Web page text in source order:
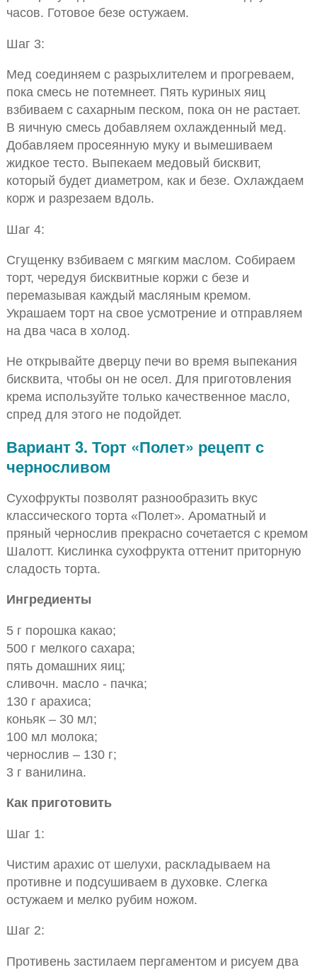
часов. Готовое безе остужаем.
Шаг 3:
Мед соединяем с разрыхлителем и прогреваем,
пока смесь не потемнеет. Пять куриных яиц
взбиваем с сахарным песком, пока он не растает.
В яичную смесь добавляем охлажденный мед.
Добавляем просеянную муку и вымешиваем
жидкое тесто. Выпекаем медовый бисквит,
который будет диаметром, как и безе. Охлаждаем
корж и разрезаем вдоль.
Шаг 4:
Сгущенку взбиваем с мягким маслом. Собираем
торт, чередуя бисквитные коржи с безе и
перемазывая каждый масляным кремом.
Украшаем торт на свое усмотрение и отправляем
на два часа в холод.
Не открывайте дверцу печи во время выпекания
бисквита, чтобы он не осел. Для приготовления
крема используйте только качественное масло,
спред для этого не подойдет.
Вариант 3. Торт «Полет» рецепт с
черносливом
Сухофрукты позволят разнообразить вкус
классического торта «Полет». Ароматный и
пряный чернослив прекрасно сочетается с кремом
Шалотт. Кислинка сухофрукта оттенит приторную
сладость торта.
Ингредиенты
5 г порошка какао;
500 г мелкого сахара;
пять домашних яиц;
сливочн. масло - пачка;
130 г арахиса;
коньяк – 30 мл;
100 мл молока;
чернослив – 130 г;
3 г ванилина.
Как приготовить
Шаг 1:
Чистим арахис от шелухи, раскладываем на
противне и подсушиваем в духовке. Слегка
остужаем и мелко рубим ножом.
Шаг 2:
Противень застилаем пергаментом и рисуем два